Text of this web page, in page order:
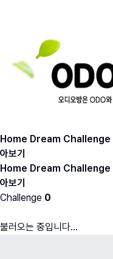
Home Dream Challenge
아보기
Home Dream Challenge
아보기
Challenge 0
불러오는 중입니다...